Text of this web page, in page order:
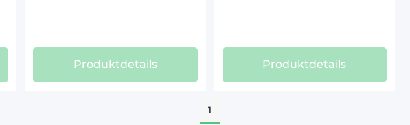
Produktdetails Produktdetails
1